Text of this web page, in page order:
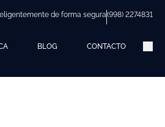
de forma segura(998) 2274831
BLOG CONTACTO